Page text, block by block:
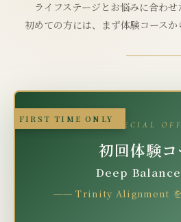
ライフステージとお悩みに合わせ
初めての方には、まず体験コースか
FIRST TIME ONLY
SPECIAL
初回体験コ
Deep
── Trinity Alignment を